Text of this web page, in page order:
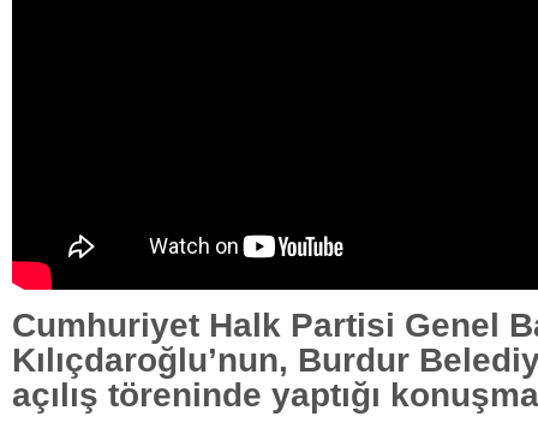
Cumhuriyet Halk Partisi Genel
Kılıçdaroğlu’nun, Burdur
açılış töreninde yaptığı